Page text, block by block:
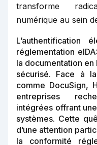
transforme
numérique au sein
L’authentification
réglementation
la documentation
sécurisé. Face à
comme DocuSign,
entreprises
intégrées offrant
systèmes. Cette
d’une attention
la conformité